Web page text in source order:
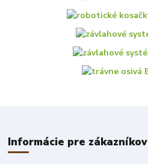
Informácie pre zákazníkov